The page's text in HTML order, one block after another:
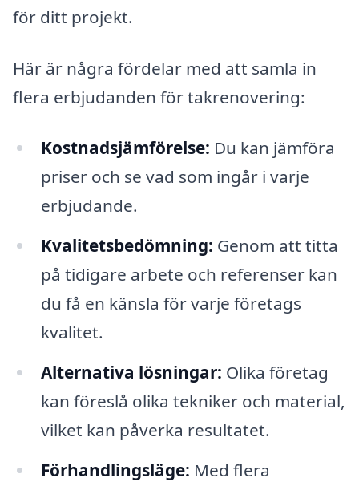
för ditt projekt.
Här är några fördelar med att samla in
flera erbjudanden för takrenovering:
Kostnadsjämförelse: Du kan jämföra
priser och se vad som ingår i varje
erbjudande.
Kvalitetsbedömning: Genom att titta
på tidigare arbete och referenser kan
du få en känsla för varje företags
kvalitet.
Alternativa lösningar: Olika företag
kan föreslå olika tekniker och material,
vilket kan påverka resultatet.
Förhandlingsläge: Med flera